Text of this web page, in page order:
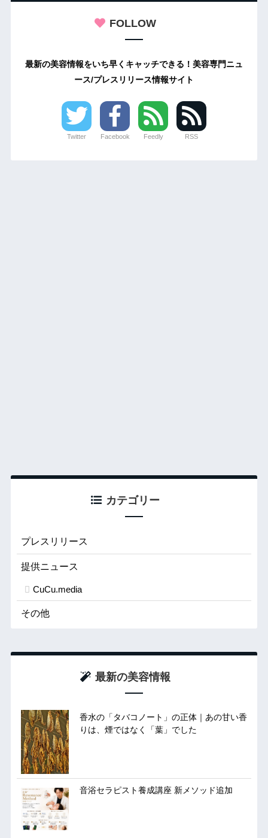
FOLLOW
最新の美容情報をいち早くキャッチできる！美容専門ニュ
ース/プレスリリース情報サイト
Twitter Facebook Feedly RSS
カテゴリー
プレスリリース
提供ニュース
CuCu.media
その他
最新の美容情報
香水の「タバコノート」の正体｜あの甘い香
りは、煙ではなく「葉」でした
音浴セラピスト養成講座 新メソッド追加